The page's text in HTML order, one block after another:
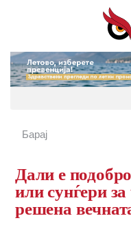
Дали е
или сунѓери
решена